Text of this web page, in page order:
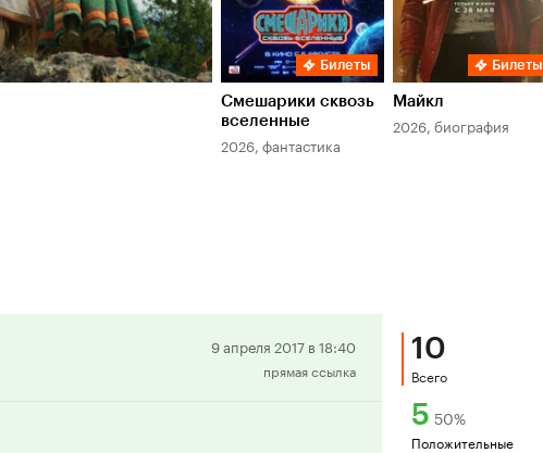
Билеты
Смешарики сквозь
вселенные
2026, фантастика
Билеты
Майкл
2026, биография
Положительная
рецензия
9 апреля 2017 в 18:40
прямая ссылка
10
Всего
5 50%
Положительные